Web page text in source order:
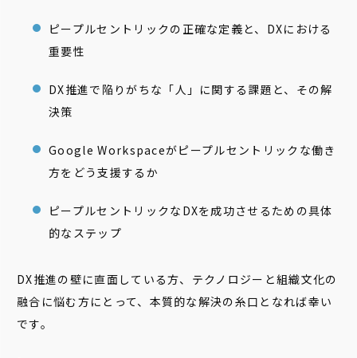
ピープルセントリックの正確な定義と、DXにおける
重要性
DX推進で陥りがちな「人」に関する課題と、その解
決策
Google Workspaceがピープルセントリックな働き
方をどう支援するか
ピープルセントリックなDXを成功させるための具体
的なステップ
DX推進の壁に直面している方、テクノロジーと組織文化の
融合に悩む方にとって、本質的な解決の糸口となれば幸い
です。